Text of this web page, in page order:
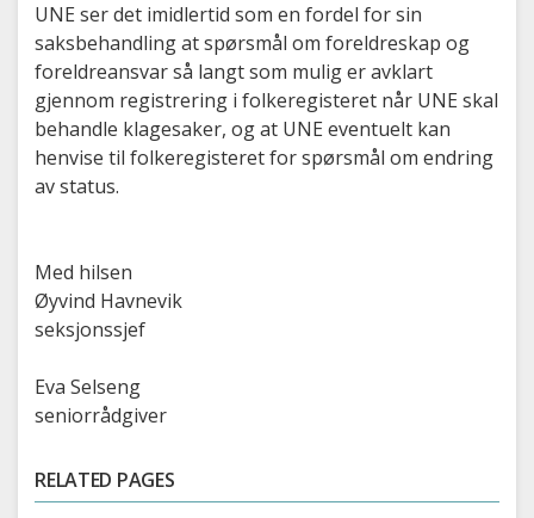
UNE ser det imidlertid som en fordel for sin
saksbehandling at spørsmål om foreldreskap og
foreldreansvar så langt som mulig er avklart
gjennom registrering i folkeregisteret når UNE skal
behandle klagesaker, og at UNE eventuelt kan
henvise til folkeregisteret for spørsmål om endring
av status.
Med hilsen
Øyvind Havnevik
seksjonssjef
Eva Selseng
seniorrådgiver
RELATED PAGES